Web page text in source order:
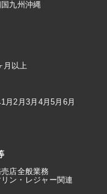
九州 沖縄
月以上
1月2月3月 4月5月 6月
売店全般業務
リン・レジャー関連